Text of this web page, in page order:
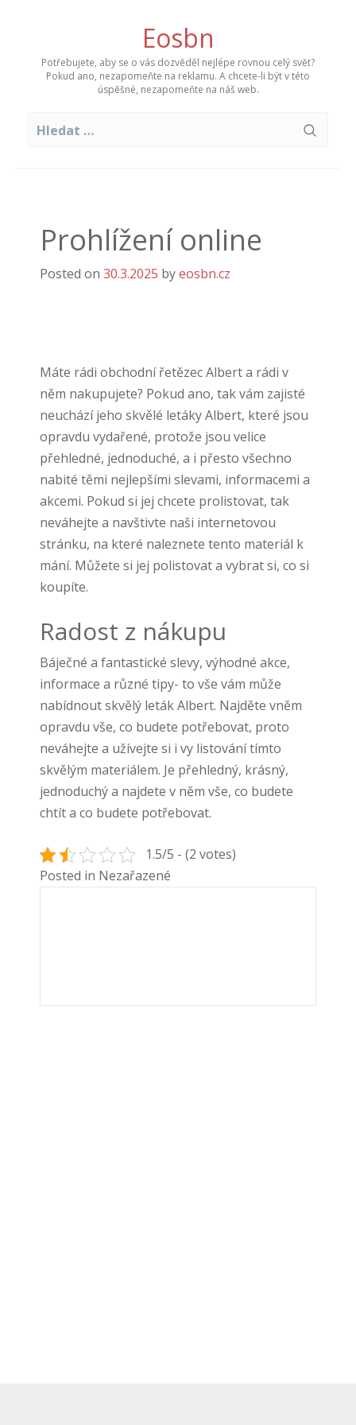
Eosbn
Potřebujete, aby se o vás dozvěděl nejlépe rovnou celý svět?
Pokud ano, nezapomeňte na reklamu. A chcete-li být v této
úspěšné, nezapomeňte na náš web.
Prohlížení online
Posted on 30.3.2025 byeosbn.cz
Máte rádi obchodní řetězec Albert a rádi v
něm nakupujete? Pokud ano, tak vám zajisté
neuchází jeho skvělé letáky Albert, které jsou
opravdu vydařené, protože jsou velice
přehledné, jednoduché, a i přesto všechno
nabité těmi nejlepšími slevami, informacemi a
akcemi. Pokud si jej chcete prolistovat, tak
neváhejte a navštivte naši internetovou
stránku, na které naleznete tento materiál k
mání. Můžete si jej polistovat a vybrat si, co si
koupíte.
Radost z nákupu
Báječné a fantastické slevy, výhodné akce,
informace a různé tipy- to vše vám může
nabídnout skvělý leták Albert. Najděte vněm
opravdu vše, co budete potřebovat, proto
neváhejte a užívejte si i vy listování tímto
skvělým materiálem. Je přehledný, krásný,
jednoduchý a najdete v něm vše, co budete
chtít a co budete potřebovat.
1.5/5 - (2 votes)
Posted in Nezařazené